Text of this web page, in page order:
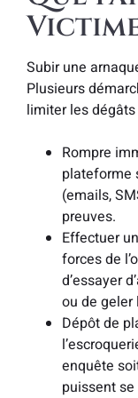
Subir une
Plusieurs
limiter les
Rompre
plateforme
(emails,
preuves.
Effectuer
forces de
d’essayer
ou de
Dépôt de
enquête
puissent